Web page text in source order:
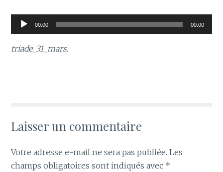
Lecteur
audio
00:00 00:00
triade_31_mars.
Laisser un commentaire
Votre adresse e-mail ne sera pas publiée. Les
champs obligatoires sont indiqués avec *